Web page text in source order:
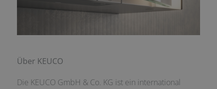
Über KEUCO
Die KEUCO GmbH & Co. KG ist ein international